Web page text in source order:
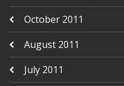
October 2011
August 2011
July 2011